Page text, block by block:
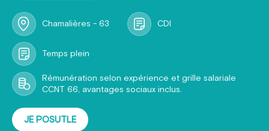
Chamalières - 63 CDI
Temps plein
Rémunération selon expérience et grille salariale
CCNT 66, avantages sociaux inclus.
JE POSUTLE